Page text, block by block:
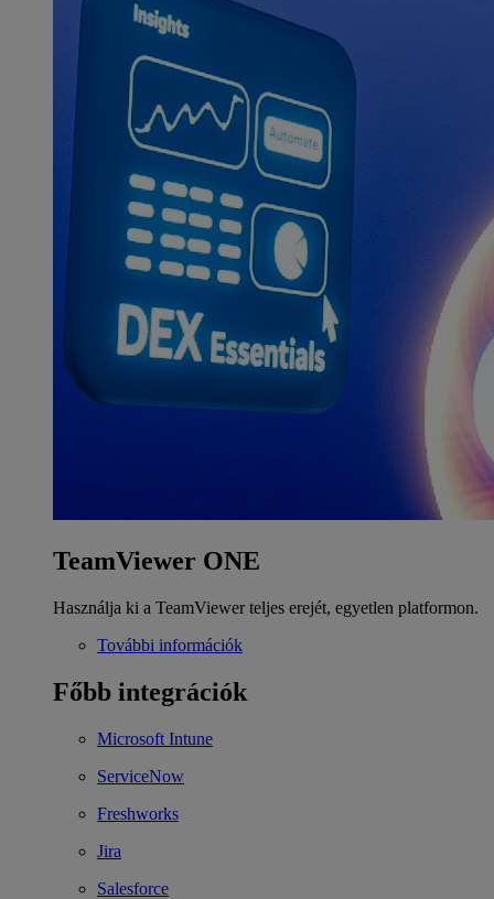
TeamViewer ONE
Használja ki a TeamViewer teljes erejét, egyetlen platformon.
További információk
Főbb integrációk
Microsoft Intune
ServiceNow
Freshworks
Jira
Salesforce